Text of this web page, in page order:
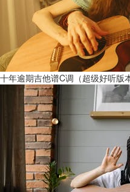
十年逾期吉他谱C调（超级好听版